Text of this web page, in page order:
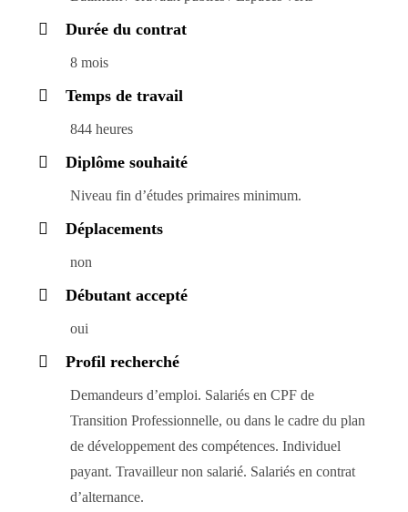
Durée du contrat
8 mois
Temps de travail
844 heures
Diplôme souhaité
Niveau fin d’études primaires minimum.
Déplacements
non
Débutant accepté
oui
Profil recherché
Demandeurs d’emploi. Salariés en CPF de
Transition Professionnelle, ou dans le cadre du plan
de développement des compétences. Individuel
payant. Travailleur non salarié. Salariés en contrat
d’alternance.